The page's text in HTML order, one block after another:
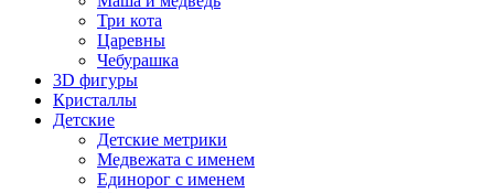
Три кота
Царевны
Чебурашка
3D фигуры
Кристаллы
Детские
Детские метрики
Медвежата с именем
Единорог с именем